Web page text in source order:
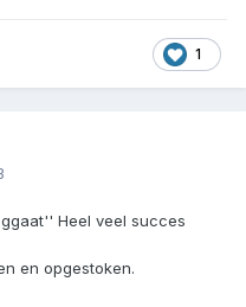
1
Heel veel succes
en opgestoken.